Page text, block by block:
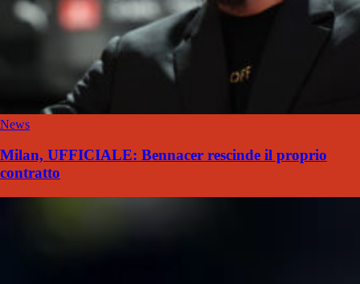
News
Milan, UFFICIALE: Bennacer rescinde il proprio
contratto